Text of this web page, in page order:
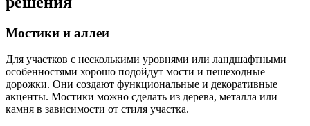
Мостики и аллеи
Для участков с несколькими уровнями или ландшафтными
особенностями хорошо подойдут мости и пешеходные
дорожки. Они создают функциональные и декоративные
акценты. Мостики можно сделать из дерева, металла или
камня в зависимости от стиля участка.